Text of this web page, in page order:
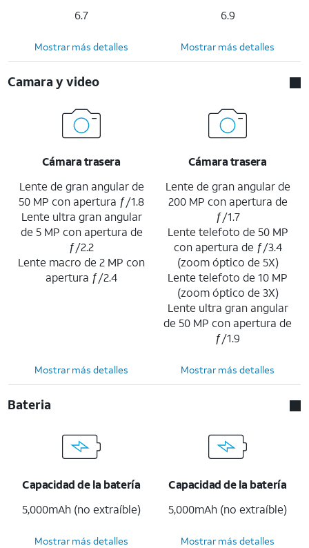
6.7
6.9
Mostrar más detalles Mostrar más detalles
Camara y video
Cámara trasera
Lente de gran angular de
50 MP con apertura ƒ/1.8
Lente ultra gran angular
de 5 MP con apertura de
ƒ/2.2
Lente macro de 2 MP con
apertura ƒ/2.4
Cámara trasera
Lente de gran angular de
200 MP con apertura de
ƒ/1.7
Lente telefoto de 50 MP
con apertura de ƒ/3.4
(zoom óptico de 5X)
Lente telefoto de 10 MP
(zoom óptico de 3X)
Lente ultra gran angular
de 50 MP con apertura de
ƒ/1.9
Mostrar más detalles Mostrar más detalles
Bateria
Capacidad de la batería
5,000mAh (no extraíble)
Capacidad de la batería
5,000mAh (no extraíble)
Mostrar más detalles Mostrar más detalles